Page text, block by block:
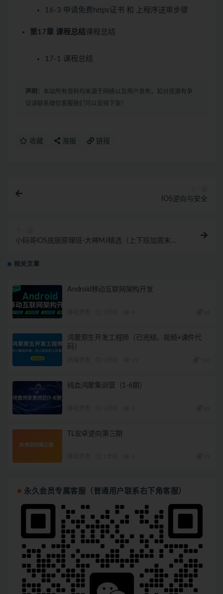
16-3 申请免费https证书 和 上程序送审步骤
第17章 课程总结课程总结
17-1 课程总结
声明： 本站所有资料均来源于网络以及用户发布，如对资源有争
议请联系微信客服我们可以安排下架！
收藏 海报 链接
IOS逆向与安全
小码哥iOS底层原理班-大神MJ精选（上下班加周末
相关文章
Android移动互联网架构开发
鸿蒙原生开发工程师（已完结，视频+课件代
码）
纯血鸿蒙集训营（1-6期）
TL安卓逆向第三期
永久会员专属客服（普通用户联系右下角客服）